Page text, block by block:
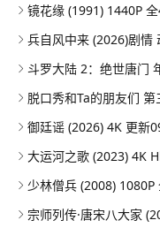
镜花缘 (1991) 1440P
御廷谣 (2026) 4K 更新
大运河之歌 (2023) 4K
少林僧兵 (2008) 1080P
宗师列传·唐宋八大家